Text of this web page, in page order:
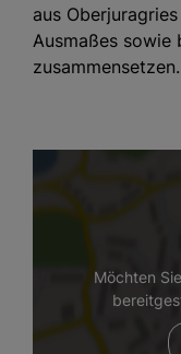
aus
Ausmaßes sowie
zusammensetzen.
Möchten